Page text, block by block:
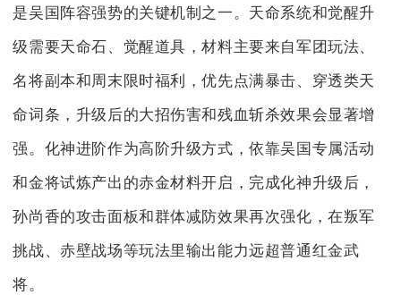
是吴国阵容强势的关键机制之一。天命系统和觉醒升
级需要天命石、觉醒道具，材料主要来自军团玩法、
名将副本和周末限时福利，优先点满暴击、穿透类天
命词条，升级后的大招伤害和残血斩杀效果会显著增
强。化神进阶作为高阶升级方式，依靠吴国专属活动
和金将试炼产出的赤金材料开启，完成化神升级后，
孙尚香的攻击面板和群体减防效果再次强化，在叛军
挑战、赤壁战场等玩法里输出能力远超普通红金武
将。